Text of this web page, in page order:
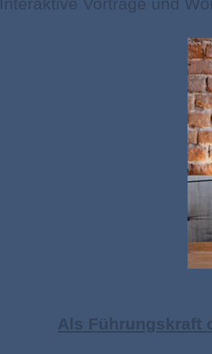
Als Führungskraft